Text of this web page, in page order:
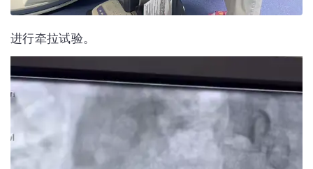
进行牵拉试验。